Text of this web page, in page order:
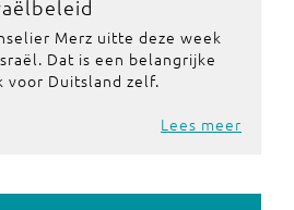
Merz uitte deze week
Dat is een belangrijke
voor Duitsland zelf.
Lees meer